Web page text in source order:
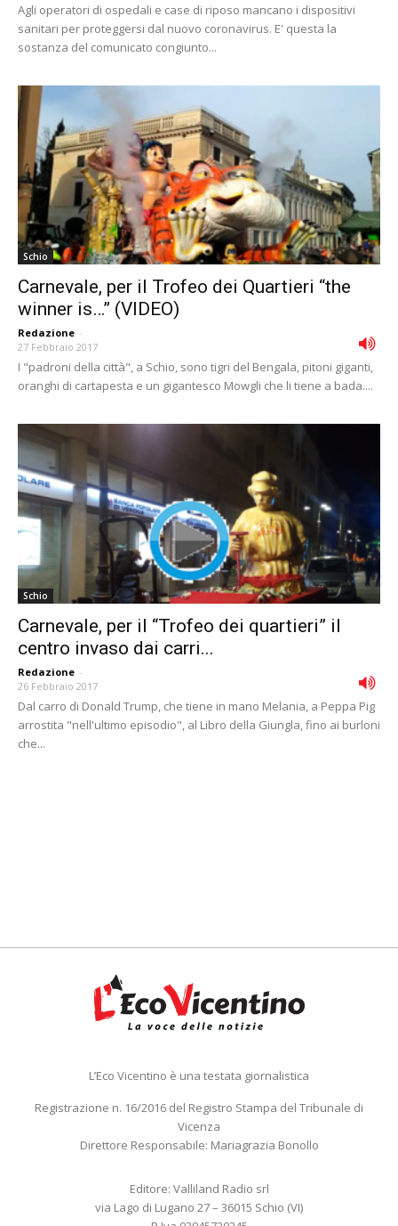
Agli operatori di ospedali e case di riposo mancano i dispositivi
sanitari per proteggersi dal nuovo coronavirus. E' questa la
sostanza del comunicato congiunto...
Schio
Carnevale, per il Trofeo dei Quartieri “the
winner is…” (VIDEO)
Redazione -
27 Febbraio 2017
I "padroni della città", a Schio, sono tigri del Bengala, pitoni giganti,
oranghi di cartapesta e un gigantesco Mowgli che li tiene a bada....
Schio
Carnevale, per il “Trofeo dei quartieri” il
centro invaso dai carri...
Redazione -
26 Febbraio 2017
Dal carro di Donald Trump, che tiene in mano Melania, a Peppa Pig
arrostita "nell'ultimo episodio", al Libro della Giungla, fino ai burloni
che...
L’Eco Vicentino è una testata giornalistica
Registrazione n. 16/2016 del Registro Stampa del Tribunale di
Vicenza
Direttore Responsabile: Mariagrazia Bonollo
Editore: Valliland Radio srl
via Lago di Lugano 27 – 36015 Schio (VI)